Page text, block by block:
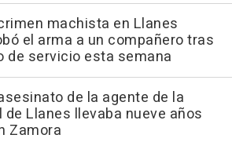
machista en Llanes
el arma a un compañero tras
de servicio esta semana
de la agente de la
de Llanes llevaba nueve años
Zamora